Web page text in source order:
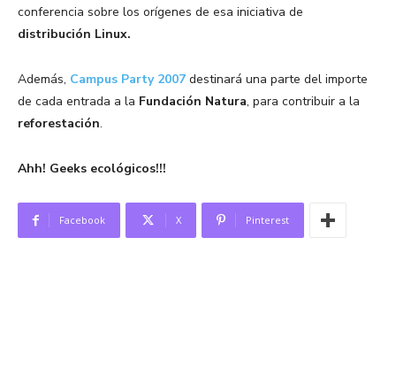
conferencia sobre los orígenes de esa iniciativa de
distribución Linux.
Además, Campus Party 2007 destinará una parte del importe
de cada entrada a la Fundación Natura, para contribuir a la
reforestación.
Ahh! Geeks ecológicos!!!
Facebook X Pinterest